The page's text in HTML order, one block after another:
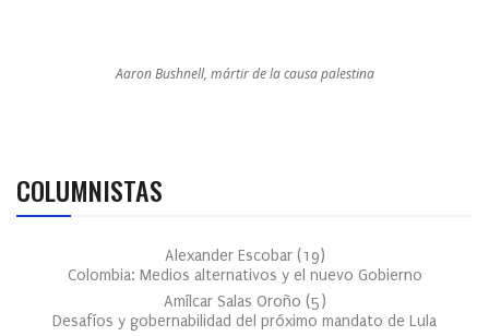
Aaron Bushnell, mártir de la causa palestina
COLUMNISTAS
Alexander Escobar (19)
Colombia: Medios alternativos y el nuevo Gobierno
Amílcar Salas Oroño (5)
Desafíos y gobernabilidad del próximo mandato de Lula